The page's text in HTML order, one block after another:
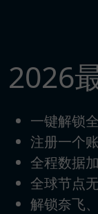
2026
一键解锁
注册一个
全程数据
全球节点
解锁奈飞